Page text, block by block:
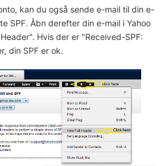
kan du også sende e-mail til din e-
SPF. Åbn derefter din e-mail i Yahoo
Hvis der er "Received-SPF:
din SPF er ok.